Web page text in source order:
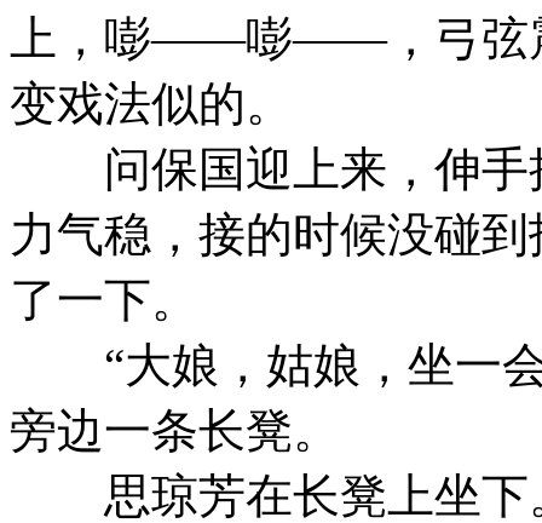
上，嘭——嘭——，弓弦
变戏法似的。
问保国迎上来，伸手
力气稳，接的时候没碰
了一下。
“大娘，姑娘，坐一会
旁边一条长凳。
思琼芳在长凳上坐下